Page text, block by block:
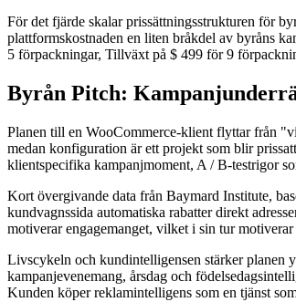
För det fjärde skalar prissättningsstrukturen för
plattformskostnaden en liten bråkdel av byråns
5 förpackningar, Tillväxt på $ 499 för 9
Byrån Pitch:
Planen till en WooCommerce-klient flyttar från
medan konfiguration är ett projekt som blir
klientspecifika kampanjmoment, A / B-testrigor
Kort övergivande data från Baymard Institute,
kundvagnssida automatiska rabatter direkt
motiverar engagemanget, vilket i sin tur
Livscykeln och kundintelligensen stärker planen
kampanjevenemang, årsdag och
Kunden köper reklamintelligens som en tjänst